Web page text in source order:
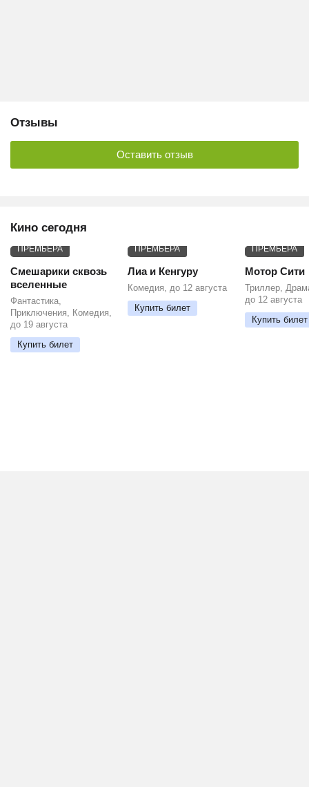
Отзывы
Оставить отзыв
Кино сегодня
ПРЕМЬЕРА
Смешарики сквозь
вселенные
Фантастика,
Приключения, Комедия,
до 19 августа
Купить билет
ПРЕМЬЕРА
Лиа и Кенгуру
Комедия, до 12 августа
Купить билет
ПРЕМЬЕРА
Мотор Сити
Триллер,
до 12 августа
Купить билет